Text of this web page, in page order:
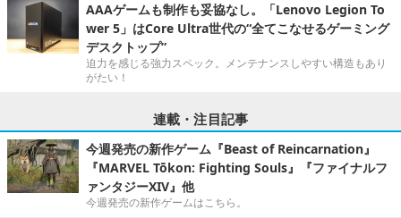
AAAゲームも制作も妥協なし。「Lenovo Legion To
wer 5」はCore Ultra世代の“全てこなせるゲーミング
デスクトップ”
迫力を感じる強力スペック。メンテナンスしやすい構造もあり
がたい！
連載・注目記事
今週発売の新作ゲーム『Beast of Reincarnation』
『MARVEL Tōkon: Fighting Souls』『ファイナルフ
ァンタジーXIV』他
今週発売の新作ゲームはこちら。